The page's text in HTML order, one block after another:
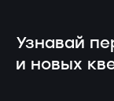
Узнавай
и новых